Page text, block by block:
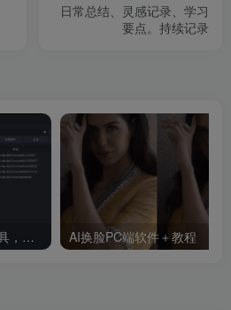
日常总结、灵感记录、学习
要点。持续记录
【开源】B站缓存合并工具，支持win/mac/linux AI换脸PC端软件＋教程